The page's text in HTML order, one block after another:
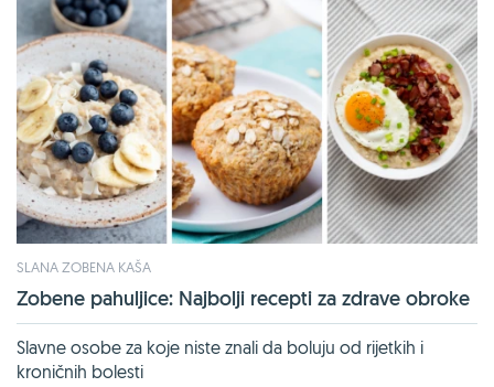
SLANA ZOBENA KAŠA
Zobene pahuljice: Najbolji recepti za zdrave obroke
Slavne osobe za koje niste znali da boluju od rijetkih i
kroničnih bolesti